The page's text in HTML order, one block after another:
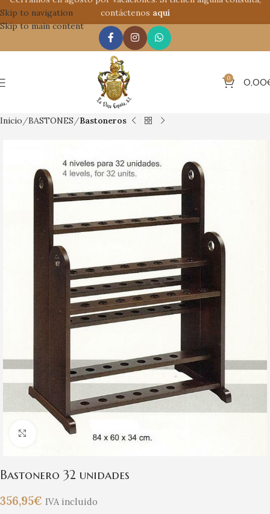
Skip to navigation
Skip to main content
0 0,00
Inicio BASTONES Bastoneros
Clic para ampliar
Bastonero 32 unidades
356,95€ IVA incluido
contáctenos aquí